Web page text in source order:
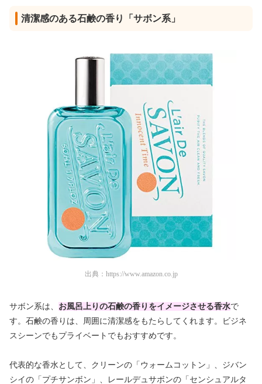
清潔感のある石鹸の香り「サボン系」
出典： https://www.amazon.co.jp
サボン系は、 お風呂上りの石鹸の香りをイメージさせる香水で
す。石鹸の香りは、周囲に清潔感をもたらしてくれます。ビジネ
スシーンでもプライベートでもおすすめです。
代表的な香水として、クリーンの「ウォームコットン」、ジバン
シイの「プチサンボン」、レールデュサボンの「センシュアルタ